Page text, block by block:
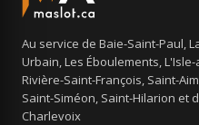
Au service de Baie-Saint-Paul,
Urbain, Les Éboulements,
Rivière-Saint-François, Saint-
Saint-Siméon, Saint-Hilarion et
Charlevoix